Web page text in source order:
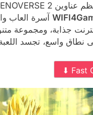
جذابة، ومجموعة
⬇ Fast